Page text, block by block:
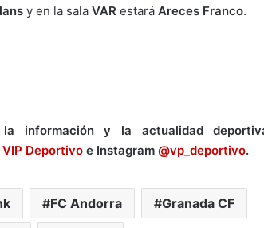
y en la sala VAR estará Areces Franco.
información y la actualidad
VIP Deportivo e Instagram @vp_deportivo.
FC Andorra Granada CF